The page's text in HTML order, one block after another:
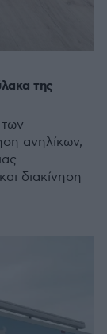
της
ανηλίκων,
διακίνηση